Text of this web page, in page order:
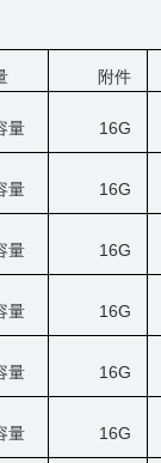
附件
量 16G
量 16G
量 16G
量 16G
量 16G
量 16G